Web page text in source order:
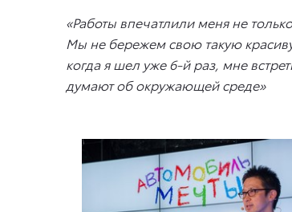
«Работы впечатлили меня не
Мы не бережем свою такую
когда я шел уже 6-й раз, мне
думают об окружающей среде»